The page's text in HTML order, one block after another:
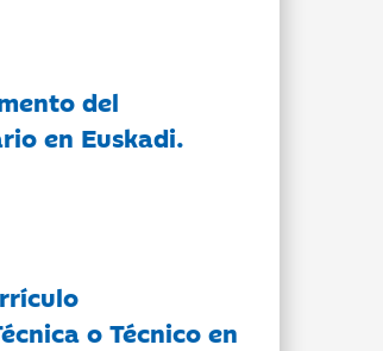
del
en Euskadi.
o Técnico en